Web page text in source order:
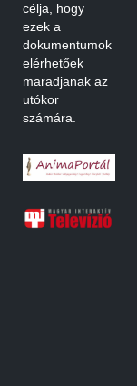
célja, hogy
ezek a
dokumentumok
elérhetőek
maradjanak az
utókor
számára.